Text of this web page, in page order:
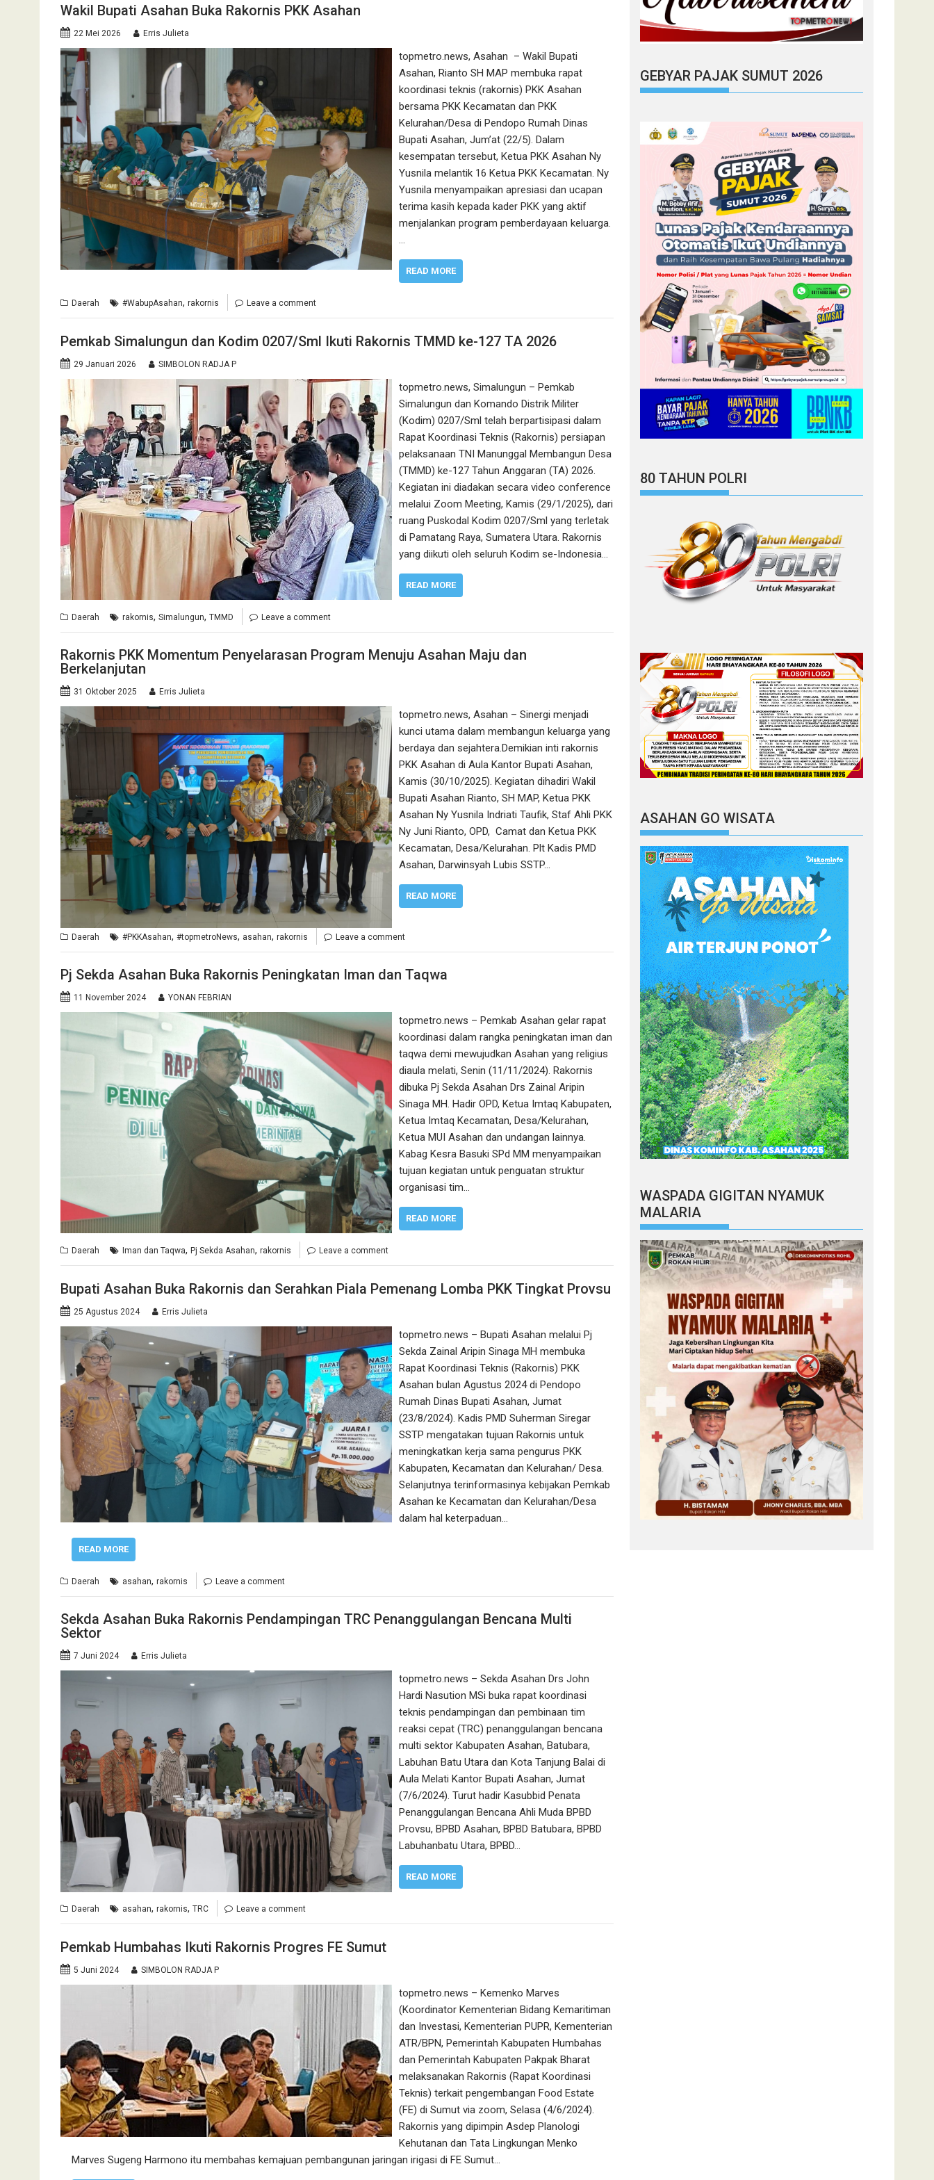
Wakil Bupati Asahan Buka Rakornis PKK Asahan
22 Mei 2026 Erris Julieta
topmetro.news, Asahan – Wakil Bupati
Asahan, Rianto SH MAP membuka rapat
koordinasi teknis (rakornis) PKK Asahan
bersama PKK Kecamatan dan PKK
Kelurahan/Desa di Pendopo Rumah Dinas
Bupati Asahan, Jum’at (22/5). Dalam
kesempatan tersebut, Ketua PKK Asahan Ny
Yusnila melantik 16 Ketua PKK Kecamatan. Ny
Yusnila menyampaikan apresiasi dan ucapan
terima kasih kepada kader PKK yang aktif
menjalankan program pemberdayaan keluarga.
…
READ MORE
Daerah #WabupAsahan, rakornis Leave a comment
Pemkab Simalungun dan Kodim 0207/Sml Ikuti Rakornis TMMD ke-127 TA 2026
29 Januari 2026 SIMBOLON RADJA P
topmetro.news, Simalungun – Pemkab
Simalungun dan Komando Distrik Militer
(Kodim) 0207/Sml telah berpartisipasi dalam
Rapat Koordinasi Teknis (Rakornis) persiapan
pelaksanaan TNI Manunggal Membangun Desa
(TMMD) ke-127 Tahun Anggaran (TA) 2026.
Kegiatan ini diadakan secara video conference
melalui Zoom Meeting, Kamis (29/1/2025), dari
ruang Puskodal Kodim 0207/Sml yang terletak
di Pamatang Raya, Sumatera Utara. Rakornis
yang diikuti oleh seluruh Kodim se-Indonesia…
READ MORE
Daerah rakornis, Simalungun, TMMD Leave a comment
Rakornis PKK Momentum Penyelarasan Program Menuju Asahan Maju dan
Berkelanjutan
31 Oktober 2025 Erris Julieta
topmetro.news, Asahan – Sinergi menjadi
kunci utama dalam membangun keluarga yang
berdaya dan sejahtera.Demikian inti rakornis
PKK Asahan di Aula Kantor Bupati Asahan,
Kamis (30/10/2025). Kegiatan dihadiri Wakil
Bupati Asahan Rianto, SH MAP, Ketua PKK
Asahan Ny Yusnila Indriati Taufik, Staf Ahli PKK
Ny Juni Rianto, OPD, Camat dan Ketua PKK
Kecamatan, Desa/Kelurahan. Plt Kadis PMD
Asahan, Darwinsyah Lubis SSTP…
READ MORE
Daerah #PKKAsahan, #topmetroNews, asahan, rakornis Leave a comment
Pj Sekda Asahan Buka Rakornis Peningkatan Iman dan Taqwa
11 November 2024 YONAN FEBRIAN
topmetro.news – Pemkab Asahan gelar rapat
koordinasi dalam rangka peningkatan iman dan
taqwa demi mewujudkan Asahan yang religius
diaula melati, Senin (11/11/2024). Rakornis
dibuka Pj Sekda Asahan Drs Zainal Aripin
Sinaga MH. Hadir OPD, Ketua Imtaq Kabupaten,
Ketua Imtaq Kecamatan, Desa/Kelurahan,
Ketua MUI Asahan dan undangan lainnya.
Kabag Kesra Basuki SPd MM menyampaikan
tujuan kegiatan untuk penguatan struktur
organisasi tim…
READ MORE
Daerah Iman dan Taqwa, Pj Sekda Asahan, rakornis Leave a comment
Bupati Asahan Buka Rakornis dan Serahkan Piala Pemenang Lomba PKK Tingkat Provsu
25 Agustus 2024 Erris Julieta
topmetro.news – Bupati Asahan melalui Pj
Sekda Zainal Aripin Sinaga MH membuka
Rapat Koordinasi Teknis (Rakornis) PKK
Asahan bulan Agustus 2024 di Pendopo
Rumah Dinas Bupati Asahan, Jumat
(23/8/2024). Kadis PMD Suherman Siregar
SSTP mengatakan tujuan Rakornis untuk
meningkatkan kerja sama pengurus PKK
Kabupaten, Kecamatan dan Kelurahan/ Desa.
Selanjutnya terinformasinya kebijakan Pemkab
Asahan ke Kecamatan dan Kelurahan/Desa
dalam hal keterpaduan…
READ MORE
Daerah asahan, rakornis Leave a comment
Sekda Asahan Buka Rakornis Pendampingan TRC Penanggulangan Bencana Multi
Sektor
7 Juni 2024 Erris Julieta
topmetro.news – Sekda Asahan Drs John
Hardi Nasution MSi buka rapat koordinasi
teknis pendampingan dan pembinaan tim
reaksi cepat (TRC) penanggulangan bencana
multi sektor Kabupaten Asahan, Batubara,
Labuhan Batu Utara dan Kota Tanjung Balai di
Aula Melati Kantor Bupati Asahan, Jumat
(7/6/2024). Turut hadir Kasubbid Penata
Penanggulangan Bencana Ahli Muda BPBD
Provsu, BPBD Asahan, BPBD Batubara, BPBD
Labuhanbatu Utara, BPBD…
READ MORE
Daerah asahan, rakornis, TRC Leave a comment
Pemkab Humbahas Ikuti Rakornis Progres FE Sumut
5 Juni 2024 SIMBOLON RADJA P
topmetro.news – Kemenko Marves
(Koordinator Kementerian Bidang Kemaritiman
dan Investasi, Kementerian PUPR, Kementerian
ATR/BPN, Pemerintah Kabupaten Humbahas
dan Pemerintah Kabupaten Pakpak Bharat
melaksanakan Rakornis (Rapat Koordinasi
Teknis) terkait pengembangan Food Estate
(FE) di Sumut via zoom, Selasa (4/6/2024).
Rakornis yang dipimpin Asdep Planologi
Kehutanan dan Tata Lingkungan Menko
Marves Sugeng Harmono itu membahas kemajuan pembangunan jaringan irigasi di FE Sumut…
GEBYAR PAJAK SUMUT 2026
80 TAHUN POLRI
ASAHAN GO WISATA
WASPADA GIGITAN NYAMUK
MALARIA